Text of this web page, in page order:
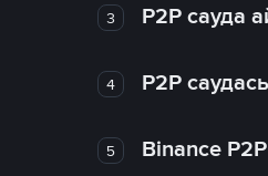
3 P2P сауда
4 P2P
5 Binance